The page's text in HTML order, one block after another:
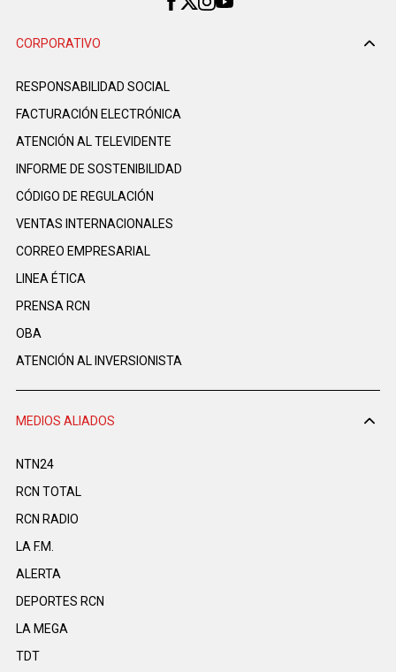
CORPORATIVO
RESPONSABILIDAD SOCIAL
FACTURACIÓN ELECTRÓNICA
ATENCIÓN AL TELEVIDENTE
INFORME DE SOSTENIBILIDAD
CÓDIGO DE REGULACIÓN
VENTAS INTERNACIONALES
CORREO EMPRESARIAL
LINEA ÉTICA
PRENSA RCN
OBA
ATENCIÓN AL INVERSIONISTA
MEDIOS ALIADOS
NTN24
RCN TOTAL
RCN RADIO
LA F.M.
ALERTA
DEPORTES RCN
LA MEGA
TDT